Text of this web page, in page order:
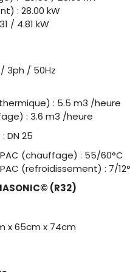
: 28.00 kW
/ 4.81 kW
3ph / 50Hz
: 5.5 m3 /heure
: 3.6 m3 /heure
DN 25
(chauffage) : 55/60°C
(refroidissement) : 7/
(R32)
x 65cm x 74cm